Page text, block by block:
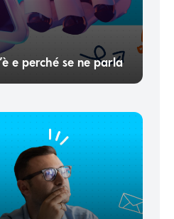
e perché se ne parla